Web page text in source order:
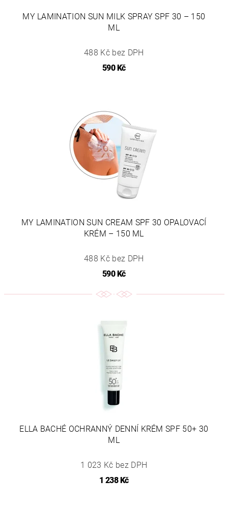
MY LAMINATION SUN MILK SPRAY SPF 30 – 150
ML
488 Kč bez DPH
590 Kč
MY LAMINATION SUN CREAM SPF 30 OPALOVACÍ
KRÉM – 150 ML
488 Kč bez DPH
590 Kč
ELLA BACHÉ OCHRANNÝ DENNÍ KRÉM SPF 50+ 30
ML
1 023 Kč bez DPH
1 238 Kč